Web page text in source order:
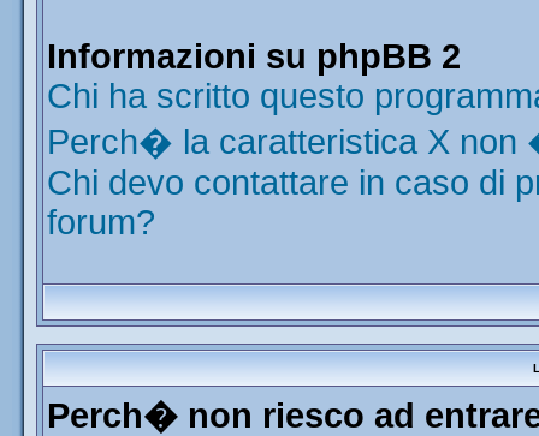
Informazioni su phpBB 2
Chi ha scritto questo
Perch� la caratteristica X non
Chi devo contattare in caso di
forum?
Perch� non riesco ad